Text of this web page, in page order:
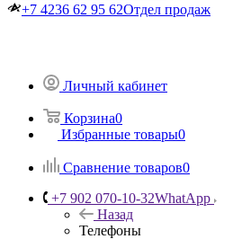
+7 4236 62 95 62Отдел продаж
Личный кабинет
Корзина0
Избранные товары0
Сравнение товаров0
+7 902 070-10-32WhatApp
Назад
Телефоны